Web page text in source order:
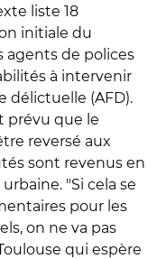
liste 18
initiale du
agents de polices
à intervenir
délictuelle (AFD).
prévu que le
reversé aux
sont revenus en
"Si cela se
pour les
on ne va pas
qui espère